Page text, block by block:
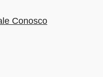
Conosco